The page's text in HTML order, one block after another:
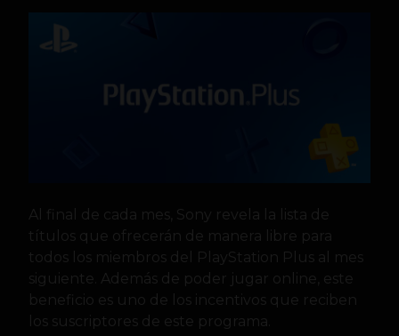
Al final de cada mes, Sony revela la lista de
títulos que ofrecerán de manera libre para
todos los miembros del PlayStation Plus al mes
siguiente. Además de poder jugar online, este
beneficio es uno de los incentivos que reciben
los suscriptores de este programa.